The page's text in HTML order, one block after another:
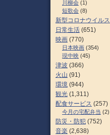
川柳会 (1)
短歌会 (8)
新型コロナウイルス
日常生活 (651)
映画 (770)
日本映画 (354)
現中映 (45)
津波 (366)
火山 (91)
環境 (944)
観光 (1,311)
配食サービス (257)
今月の宅配弁当 (2)
防災・防犯 (752)
音楽 (2,638)